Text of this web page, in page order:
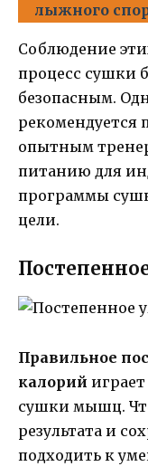
лыжного
Соблюдение
процесс сушки
безопасным.
рекомендуется
опытным
питанию для
программы
цели.
Правильное
калорий
сушки мышц.
результата и
подходить к